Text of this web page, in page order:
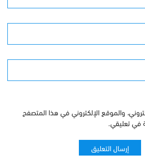
والموقع الإلكتروني في هذا المتصفح
في تعليقي.